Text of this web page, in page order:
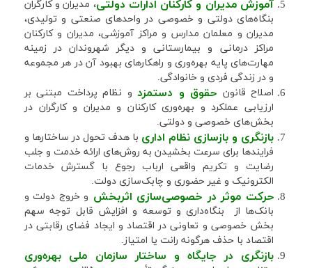
آموزش مدیران و کارکنان ادارات دولتی، مدیران و کارگران
بنگاه‌های دولتی و خصوصی در واحدهای صنعتی و تولیدی،
مدیران و معلمان مدارس و مراکز آموزشی، مدیران و کارکنان
مراکز درمانی و بیمارستانی و دیگر شهروندان در زمینه
مهارت‌های پایه بهره‌وری و راهکارهای بهبود آن در هر مجموعه
و در زندگی فردی و خانوادگی.
اصلاح قانون حقوق و دستمزدو نظام پرداخت مبتنی بر
ارزیابی عملکرد و بهره‌وری کارکنان و مدیران و کارگران در
بخش‌های خصوصی و دولتی.
بازنگری و بازسازی نظام اداری با هدف تحول در ساختارها و
فرایندها برای سرعت بخشیدن به روش‌های ارائه خدمت و جلب
رضایت و تکریم واقعی ارباب رجوع با گسترش خدمات
الکترونیک و غیر حضوری و چابک‌سازی دولت.
حرکت موثر در خصوصی‌سازی اثربخش و خروج دولت و
بانک‌ها از ‌ بنگاه‌داری و توسعه و افزایش قابل توجه سهم
بخش خصوصی و تعاونی در اقتصاد و ایجاد فضای رقابتی در
اقتصاد با حذف هرگونه رانت یا امتیاز.
بازنگری در جایگاه و ساختار سازمان ملی بهره‌وری